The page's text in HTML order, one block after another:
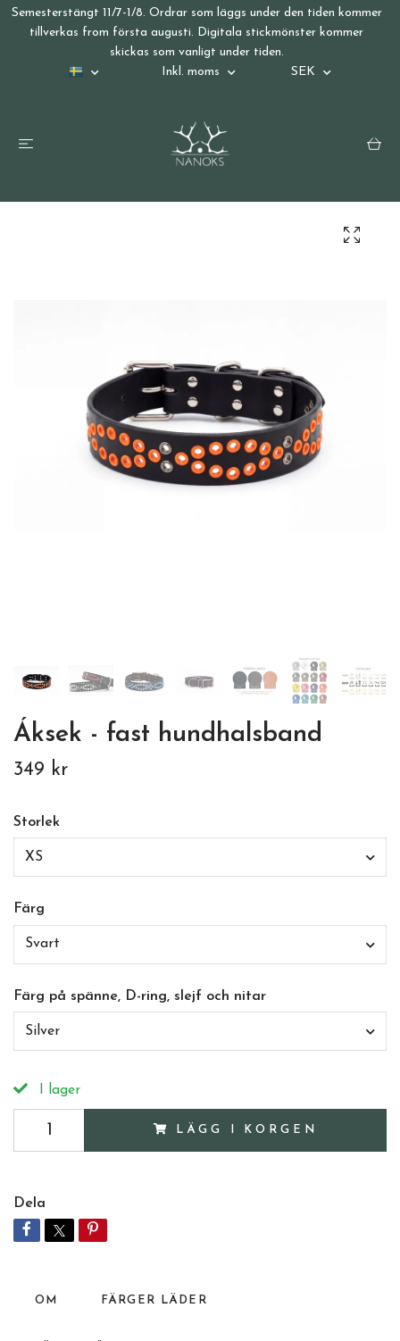
Semesterstängt 11/7-1/8. Ordrar som läggs under den tiden kommer
tillverkas from första augusti. Digitala stickmönster kommer
skickas som vanligt under tiden.
Inkl. moms
SEK
Áksek - fast hundhalsband
349 kr
Storlek
XS
Färg
Svart
Färg på spänne, D-ring, slejf och nitar
Silver
I lager
LÄGG I KORGEN
Dela
OM FÄRGER LÄDER